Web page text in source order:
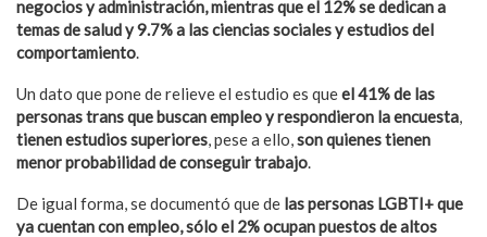
negocios y administración, mientras que el 12% se dedican a
temas de salud y 9.7% a las ciencias sociales y estudios del
comportamiento.
Un dato que pone de relieve el estudio es queel 41% de las
personas trans que buscan empleo y respondieron la encuesta,
tienen estudios superiores, pese a ello,son quienes tienen
menor probabilidad de conseguir trabajo.
De igual forma, se documentó que de las personas LGBTI+ que
ya cuentan con empleo, sólo el 2% ocupan puestos de altos